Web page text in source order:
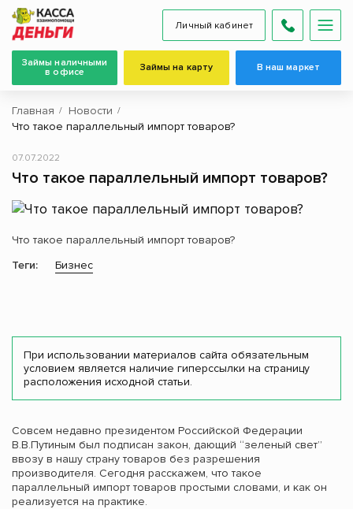
Личный кабинет
Займы наличными
в офисе
Займы на карту В наш маркет
Главная
Новости
Что такое параллельный импорт товаров?
Что такое параллельный импорт товаров?
07.07.2022
Что такое параллельный импорт товаров?
Теги:
Бизнес
При использовании материалов сайта обязательным
условием является наличие гиперссылки на страницу
расположения исходной статьи.
Совсем недавно президентом Российской Федерации
В.В.Путиным был подписан закон, дающий “зеленый свет”
ввозу в нашу страну товаров без разрешения
производителя. Сегодня расскажем, что такое
параллельный импорт товаров простыми словами, и как он
реализуется на практике.